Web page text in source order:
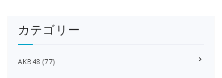
カテゴリー
AKB48 (77)